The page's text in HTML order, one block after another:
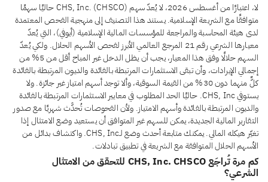
لا، اعتبارًا من أغسطس 2026، لا يُعدّ سهم CHS, Inc. (CHSCO) حاليًا سهمًا
متوافقًا مع الشريعة الإسلامية. يستند هذا التصنيف إلى منهجية الفحص المعتمدة
لدى هيئة المحاسبة والمراجعة للمؤسسات المالية الإسلامية (أيوفي)، التي يُعدّ
معيارها الشرعي رقم 21 المرجع العالمي الأبرز لفحص الأسهم الحلال. ولكي يُعدّ
السهم حلالًا وفق هذا المعيار، يجب أن يظل الدخل غير المباح أقل من 5% من
إجمالي الإيرادات، وأن تبقى الاستثمارات المرتبطة بالفائدة والديون المرتبطة بالفائدة
كلٌّ منهما دون 30% من القيمة السوقية، وألا توجد أسهم امتياز غير جائزة. ولا
يستوفي CHS, Inc. حاليًا الحد المطلوب في معايير الاستثمارات المرتبطة بالفائدة
والديون المرتبطة بالفائدة وأسهم الامتياز. ولأن الفحوصات تُحدَّث شهريًا مع صدور
التقارير المالية الجديدة، يمكن للسهم غير المتوافق أن يستعيد وضع الامتثال إذا
تغيّر هيكله المالي. يمكنك متابعة أحدث وضع لـCHS, Inc. واكتشاف بدائل من
الأسهم الحلال المتوافقة مع الشريعة في تطبيق تبادلات.
كم مرة تُراجَع CHS, Inc. CHSCO للتحقق من الامتثال
الشرعي؟